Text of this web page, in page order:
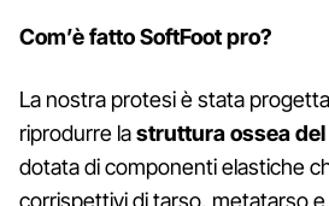
Com’è fatto SoftFoot pro?
La nostra protesi è stata
riprodurre lastruttura ossea
dotata di componenti elastiche
corrispettivi di tarso, metatarso e